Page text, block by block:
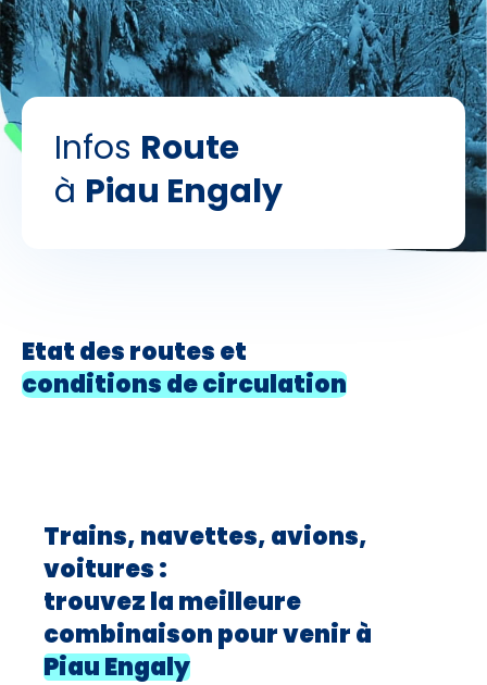
Skieurs
Adultes - +
Enfants -
Infos Route
à Piau Engaly
Etat des routes et
conditions de circulation
Trains, navettes, avions,
voitures :
trouvez la meilleure
combinaison pour venir à
Piau Engaly